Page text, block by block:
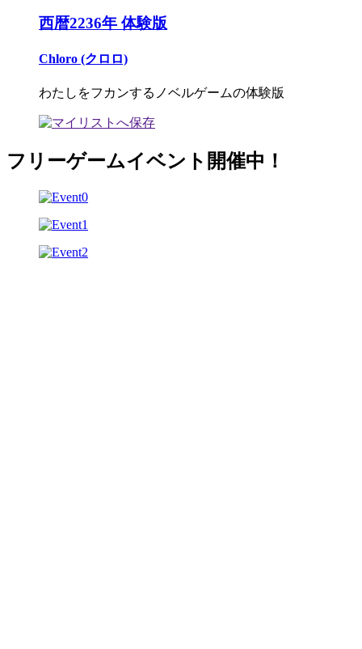
西暦2236年 体験版
Chloro (クロロ)
わたしをフカンするノベルゲームの体験版
フリーゲームイベント開催中！